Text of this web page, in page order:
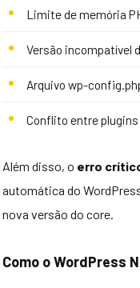
Limite de memória
Versão incompatível
Arquivo wp-
Conflito entre
Além disso, o erro
automática do
nova versão do core.
Como o WordPress